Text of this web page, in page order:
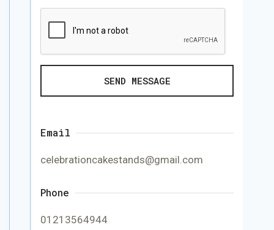
SEND MESSAGE
Email
celebrationcakestands@gmail.com
Phone
01213564944